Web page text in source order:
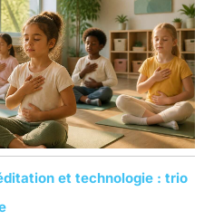
et technologie : trio